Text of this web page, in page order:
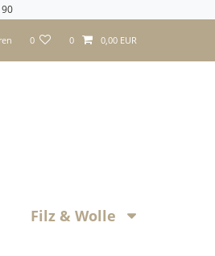
0 0 0,00 EUR
Filz & Wolle